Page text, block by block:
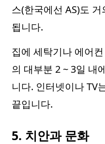
스(한국에선 AS)도
됩니다.
집에 세탁기나 에어
의 대부분 2 ~ 3일 내
니다. 인터넷이나 TV
끝입니다.
5. 치안과 문화